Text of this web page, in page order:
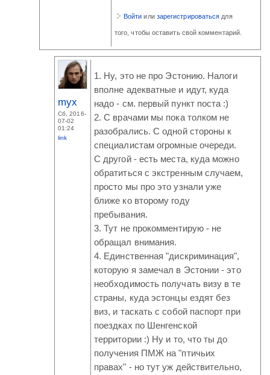
Войти или зарегистрироваться для
того, чтобы оставить свой комментарий.
myx
Сб, 2016-
07-02
01:24
link
1. Ну, это не про Эстонию. Налоги
вполне адекватные и идут, куда
надо - см. первый пункт поста :)
2. С врачами мы пока толком не
разобрались. С одной стороны к
специалистам огромные очереди.
С другой - есть места, куда можно
обратиться с экстренным случаем,
просто мы про это узнали уже
ближе ко второму году
пребывания.
3. Тут не прокомментирую - не
обращал внимания.
4. Единственная "дискриминация",
которую я замечал в Эстонии - это
необходимость получать визу в те
страны, куда эстонцы ездят без
виз, и таскать с собой паспорт при
поездках по Шенгенской
территории :) Ну и то, что ты до
получения ПМЖ на "птичьих
правах" - но тут уж действительно,